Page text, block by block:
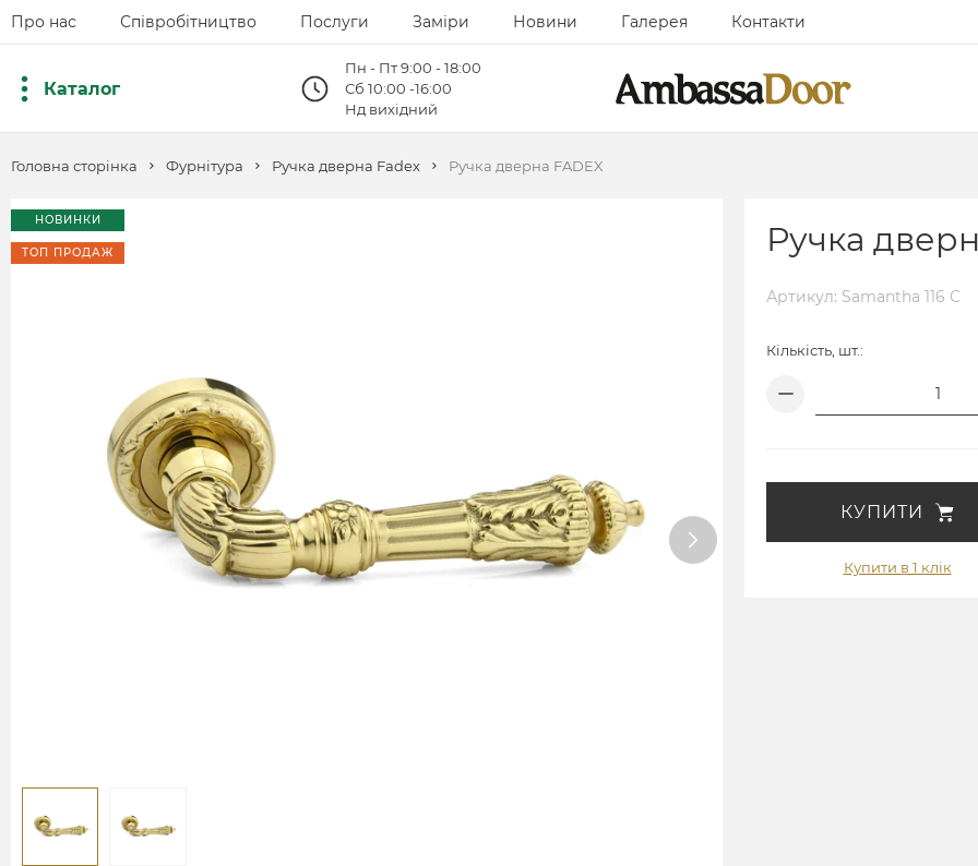
Про нас Співробітництво Послуги Заміри Новини Галерея Контакти
Каталог
Пн - Пт 9:00 - 18:00
Сб 10:00 -16:00
Нд вихідний
Головна сторінка Фурнітура Ручка дверна Fadeх Ручка дверна FADEX
НОВИНКИ
ТОП ПРОДАЖ Ручка
Артикул: Samantha 116 C
Кількість, шт.:
КУПИТИ
Купити в 1 клік